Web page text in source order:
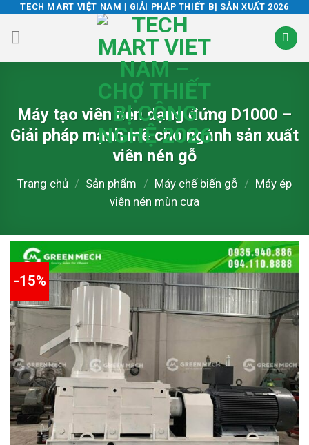
Skip
content
TECH MART VIỆT NAM | GIẢI PHÁP THIẾT BỊ SẢN XUẤT 2026
Máy tạo viên nén dạng đứng D1000 –
Giải pháp mạnh mẽ cho ngành sản xuất
viên nén gỗ
Trang chủ / Sản phẩm / Máy chế biến gỗ / Máy ép
viên nén mùn cưa
-15%